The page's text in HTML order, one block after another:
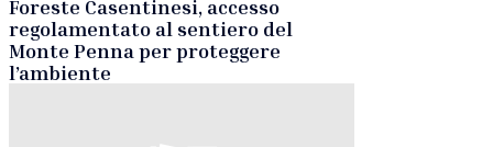
Foreste Casentinesi, accesso
regolamentato al sentiero del
Monte Penna per proteggere
l’ambiente